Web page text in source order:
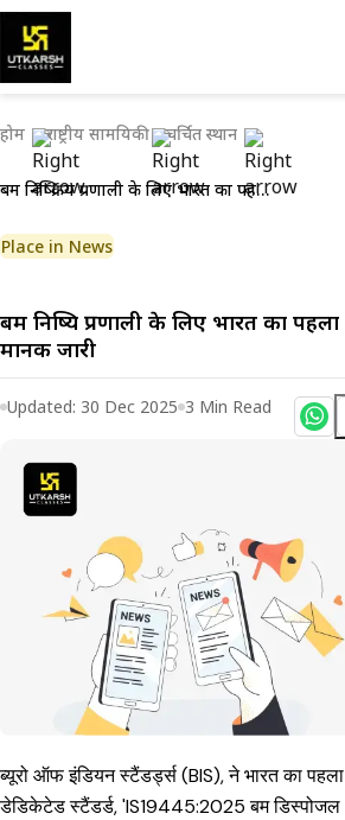
होम राष्ट्रीय सामयिकी चर्चित स्थान
बम निष्क्रिय प्रणाली के लिए भारत का पहला मानक जारी
Place in News
बम निष्क्रिय प्रणाली के लिए भारत का पहला
मानक जारी
Updated: 30 Dec 2025 3 Min Read
ब्यूरो ऑफ इंडियन स्टैंडर्ड्स (BIS), ने भारत का पहला
डेडिकेटेड स्टैंडर्ड, 'IS19445:2025 बम डिस्पोजल